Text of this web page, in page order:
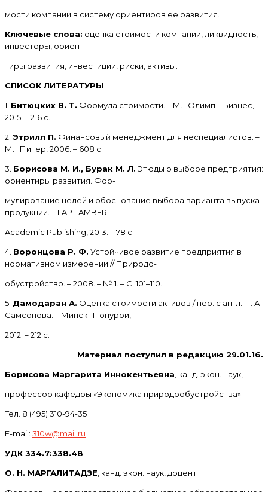
мости компании в систему ориентиров ее развития.
Ключевые слова: оценка стоимости компании, ликвидность,
инвесторы, ориен-
тиры развития, инвестиции, риски, активы.
СПИСОК ЛИТЕРАТУРЫ
1. Битюцких В. Т. Формула стоимости. – М. : Олимп – Бизнес,
2015. – 216 с.
2. Этрилл П. Финансовый менеджмент для неспециалистов. –
М. : Питер, 2006. – 608 с.
3. Борисова М. И., Бурак М. Л. Этюды о выборе предприятия:
ориентиры развития. Фор-
мулирование целей и обоснование выбора варианта выпуска
продукции. – LAP LAMBERT
Academic Publishing, 2013. – 78 с.
4. Воронцова Р. Ф. Устойчивое развитие предприятия в
нормативном измерении // Природо-
обустройство. – 2008. – № 1. – С. 101–110.
5. Дамодаран А. Оценка стоимости активов / пер. с англ. П. А.
Самсонова. – Минск : Попурри,
2012. – 212 с.
Материал поступил в редакцию 29.01.16.
Борисова Маргарита Иннокентьевна , канд. экон. наук,
профессор кафедры «Экономика природообустройства»
Тел. 8 (495) 310-94-35
E-mail: 310w@mail.ru
УДК 334.7:338.48
О. Н. МАРГАЛИТАДЗЕ , канд. экон. наук, доцент